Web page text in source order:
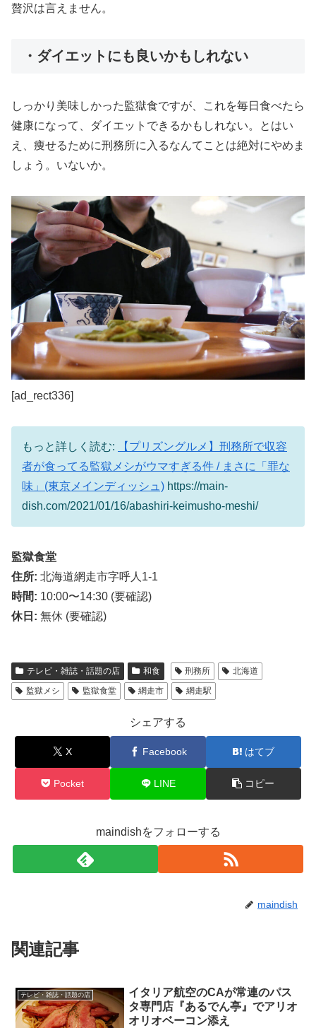
贅沢は言えません。
・ダイエットにも良いかもしれない
しっかり美味しかった監獄食ですが、これを毎日食べたら
健康になって、ダイエットできるかもしれない。とはい
え、痩せるために刑務所に入るなんてことは絶対にやめま
しょう。いないか。
[ad_rect336]
もっと詳しく読む:
【プリズングルメ】刑務所で収容
者が食ってる監獄メシがウマすぎる件 / まさに「罪な
味」(東京メインディッシュ) https://main-
dish.com/2021/01/16/abashiri-keimusho-meshi/
監獄食堂
住所: 北海道網走市字呼人1-1
時間: 10:00〜14:30 (要確認)
休日: 無休 (要確認)
テレビ・雑誌・話題の店 和食 刑務所
北海道
監獄メシ
監獄食堂 網走市 網走駅
シェアする
X Facebook はてブ
Pocket LINE コピー
maindishをフォローする
maindish
関連記事
テレビ・雑誌・話題の店
イタリア航空のCAが常連のパス
タ専門店『あるでん亭』でアリオ
オリオベーコン添え